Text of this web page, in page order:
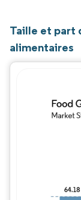
Taille et part
alimentaires